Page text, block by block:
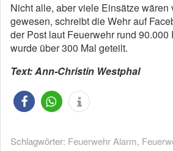
Nicht alle, aber viele Einsätze wären
gewesen, schreibt die Wehr auf
der Post laut Feuerwehr rund
wurde über 300 Mal geteilt.
Text: Ann-Christin Westphal
Schlagwörter: Feuerwehr Alarm,